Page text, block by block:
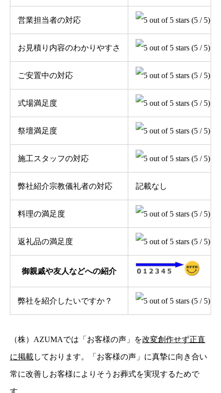
営業担当者の対応 (5 / 5)
お見積り内容のわかりやすさ (5 / 5)
ご安置中の対応 (5 / 5)
式場満足度 (5 / 5)
祭壇満足度 (5 / 5)
施工スタッフの対応 (5 / 5)
弊社紹介宗教儀礼者の対応 記載なし
料理の満足度 (5 / 5)
返礼品の満足度 (5 / 5)
御親戚や友人などへの紹介
弊社を紹介したいですか？ (5 / 5)
（株）AZUMAでは「お客様の声」を改変創作せず正直
に掲載しております。「お客様の声」に真摯に向き合い
常に改善しお客様によりそうお葬式を実現するためで